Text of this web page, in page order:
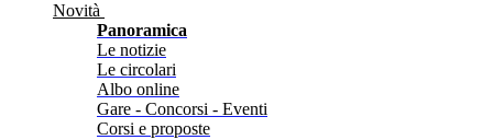
Novità
Panoramica
Le notizie
Le circolari
Albo online
Gare - Concorsi - Eventi
Corsi e proposte